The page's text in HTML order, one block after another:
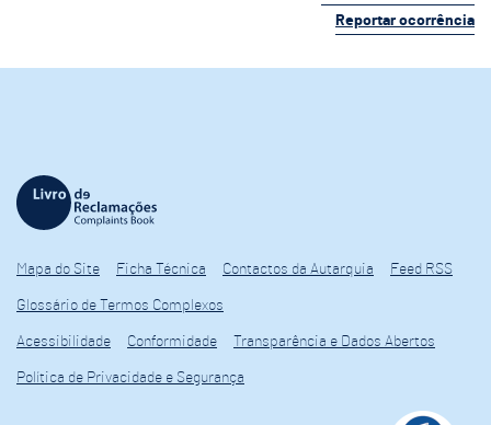
Reportar ocorrência
Mapa do Site Ficha Técnica Contactos da Autarquia Feed RSS
Glossário de Termos Complexos
Acessibilidade Conformidade Transparência e Dados Abertos
Política de Privacidade e Segurança